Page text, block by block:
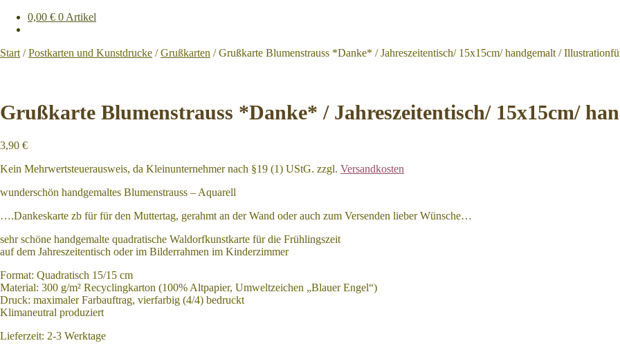
0,00 € 0 Artikel
Start /Postkarten und Kunstdrucke /Grußkarten /Grußkarte Blumenstrauss *Danke* / Jahreszeitentisch/ 15x15cm/ handgemalt /
Grußkarte Blumenstrauss *Danke* / Jahreszeitentisch/ 15x15cm/
3,90 €
Kein Mehrwertsteuerausweis, da Kleinunternehmer nach §19 (1) UStG. zzgl. Versandkosten
wunderschön handgemaltes Blumenstrauss – Aquarell
….Dankeskarte zb für für den Muttertag, gerahmt an der Wand oder auch zum Versenden lieber Wünsche…
sehr schöne handgemalte quadratische Waldorfkunstkarte für die Frühlingszeit
auf dem Jahreszeitentisch oder im Bilderrahmen im Kinderzimmer
Format: Quadratisch 15/15 cm
Material: 300 g/m² Recyclingkarton (100% Altpapier, Umweltzeichen „Blauer Engel“)
Druck: maximaler Farbauftrag, vierfarbig (4/4) bedruckt
Klimaneutral produziert
Lieferzeit: 2-3 Werktage